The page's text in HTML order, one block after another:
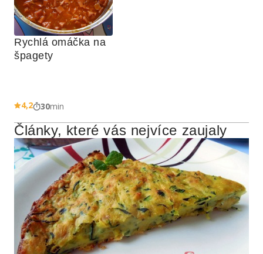
Rychlá omáčka na
špagety
4,2 30min
Články, které vás nejvíce zaujaly